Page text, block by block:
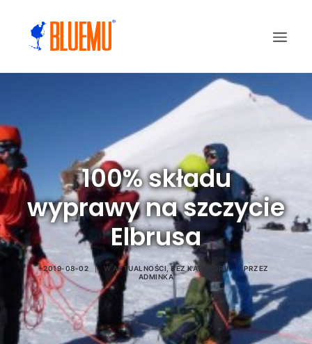
100% składu
wyprawy na szczycie
Elbrusa
2019-08-02 | W AKTUALNOŚCI ,BEZ KATEGORII
PRZEZ
ADMINKA